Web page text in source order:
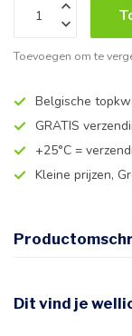
Toevoegen om te
Belgische
GRATIS
+25°C =
Kleine prijzen,
Dit vind je